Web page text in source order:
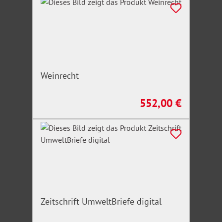
Weinrecht
Regulärer Preis:
552,00 €
Zeitschrift UmweltBriefe digital